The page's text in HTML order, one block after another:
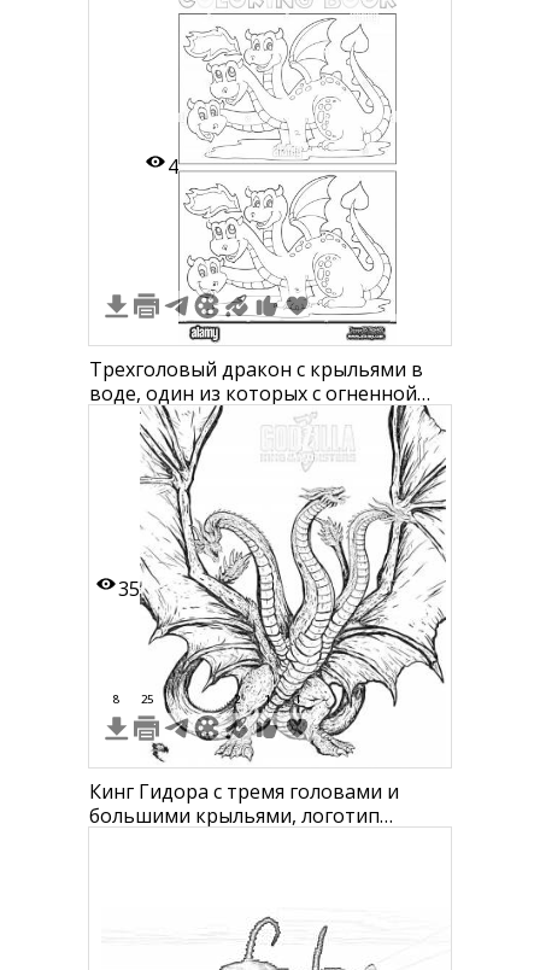
4
Трехголовый дракон с крыльями в
воде, один из которых с огненной
гривой
35
8 25 2 1 1
Кинг Гидора с тремя головами и
большими крыльями, логотип